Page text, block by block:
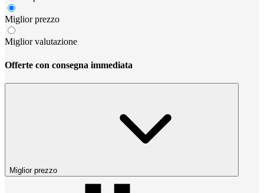
Miglior prezzo
Miglior valutazione
Offerte con consegna immediata
Miglior prezzo